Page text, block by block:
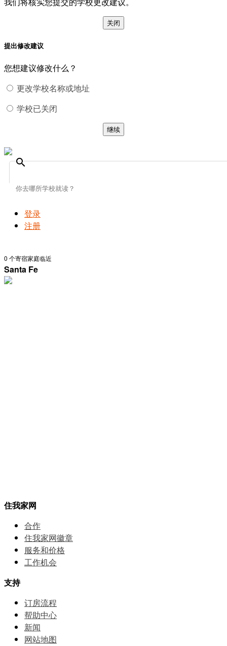
关闭
提出修改建议
您想建议修改什么？
更改学校名称或地址
学校已关闭
继续
search
登录
注册
0 个寄宿家庭临近
Santa Fe
住我家网
合作
住我家网徽章
服务和价格
⼯作机会
支持
订房流程
帮助中⼼
新闻
网站地图